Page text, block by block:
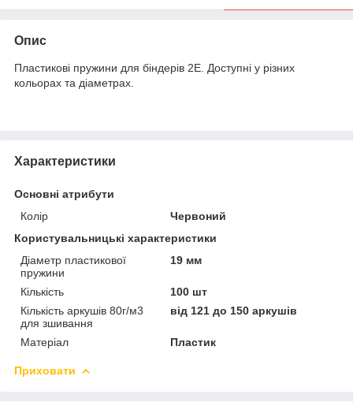
Опис
Пластикові пружини для біндерів 2E. Доступні у різних
кольорах та діаметрах.
Характеристики
Основні атрибути
Колір
Червоний
Користувальницькі характеристики
Діаметр пластикової
пружини
19 мм
Кількість
100 шт
Кількість аркушів 80г/м3
для зшивання
від 121 до 150 аркушів
Матеріал Пластик
Приховати